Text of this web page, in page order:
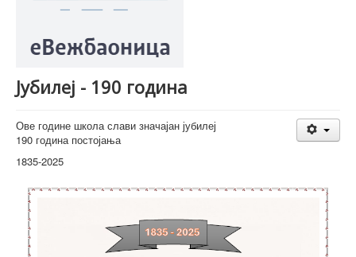
Јубилеј - 190 година
Ове године школа слави значајан јубилеј
190 година постојања
1835-2025